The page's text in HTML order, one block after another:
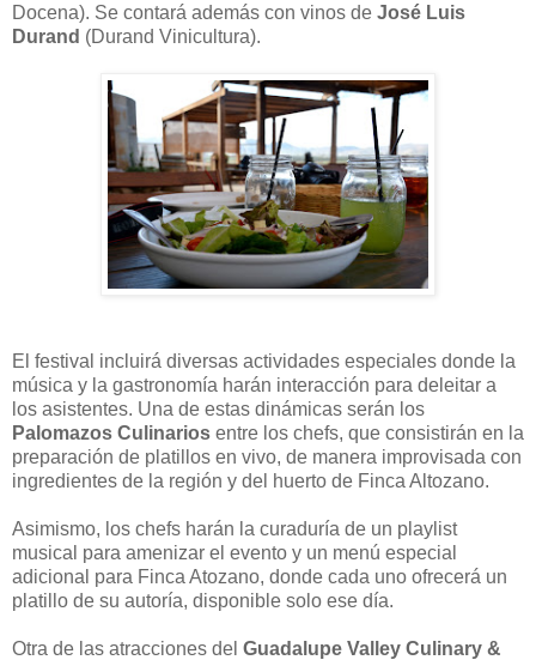
Docena). Se contará además con vinos de José Luis
Durand (Durand Vinicultura).
El festival incluirá diversas actividades especiales donde la
música y la gastronomía harán interacción para deleitar a
los asistentes. Una de estas dinámicas serán los
Palomazos Culinarios entre los chefs, que consistirán en la
preparación de platillos en vivo, de manera improvisada con
ingredientes de la región y del huerto de Finca Altozano.
Asimismo, los chefs harán la curaduría de un playlist
musical para amenizar el evento y un menú especial
adicional para Finca Atozano, donde cada uno ofrecerá un
platillo de su autoría, disponible solo ese día.
Otra de las atracciones del Guadalupe Valley Culinary &